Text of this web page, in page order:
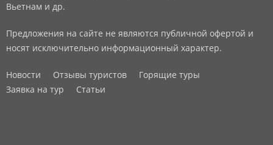
Вьетнам и др.
Предложения на сайте не являются публичной офертой и
носят исключительно информационный характер.
Новости Отзывы туристов
Горящие туры
Заявка на тур
Статьи